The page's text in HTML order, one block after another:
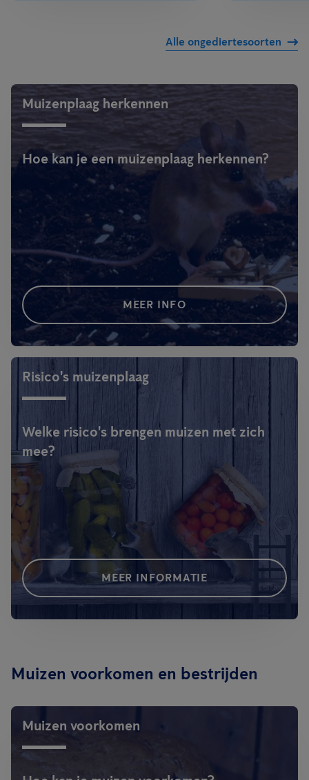
Alle ongediertesoorten
Muizenplaag herkennen
Hoe kan je een muizenplaag herkennen?
MEER INFO
Risico's muizenplaag
Welke risico's brengen muizen met zich
mee?
MEER INFORMATIE
Muizen voorkomen en bestrijden
Muizen voorkomen